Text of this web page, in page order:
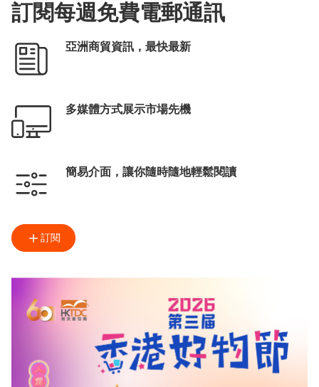
訂閱每週免費電郵通訊
亞洲商貿資訊，最快最新
多媒體方式展示市場先機
簡易介面，讓你隨時隨地輕鬆閱讀
訂閱